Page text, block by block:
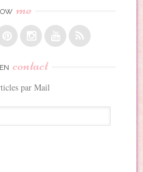
me
contact
par Mail